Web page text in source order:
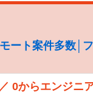
ート案件多数│
0からエンジニ